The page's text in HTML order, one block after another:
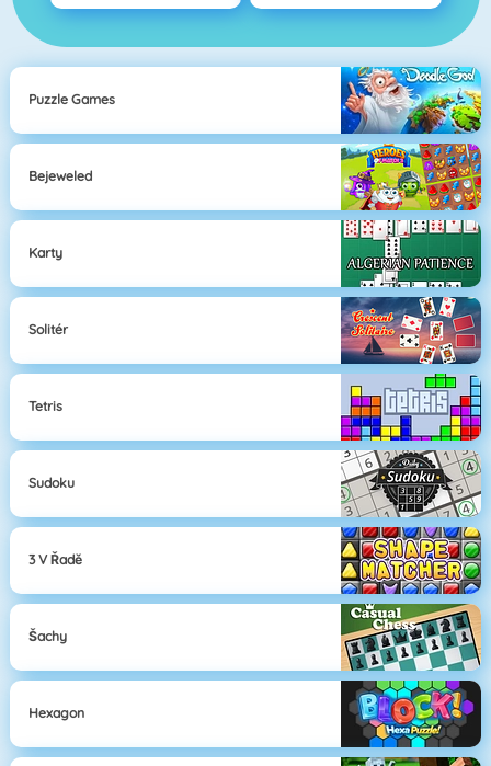
Puzzle Games
Bejeweled
Karty
Solitér
Tetris
Sudoku
3 V Řadě
Šachy
Hexagon